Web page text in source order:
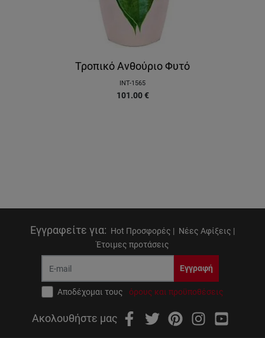
Τροπικό Ανθούριο Φυτό
INT-1565
101.00 €
Εγγραφείτε για: Hot Προσφορές | Νέες Αφίξεις |
Έτοιμες προτάσεις
Εγγραφή
Αποδέχομαι τους όρους και προϋποθέσεις
Ακολουθήστε μας